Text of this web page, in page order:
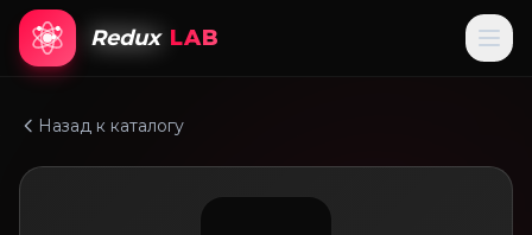
Redux LAB
Назад к каталогу